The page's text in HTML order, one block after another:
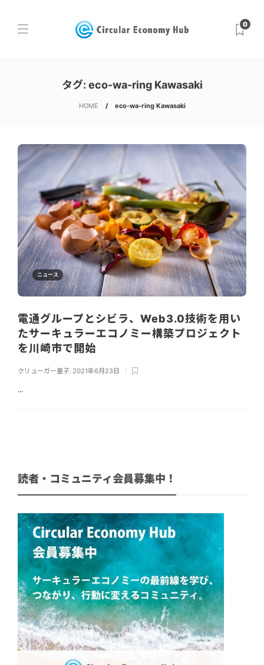
0
タグ: eco-wa-ring Kawasaki
HOME eco-wa-ring Kawasaki
ニュース
電通グループとシビラ、Web3.0技術を用い
たサーキュラーエコノミー構築プロジェクト
を川崎市で開始
クリューガー量子, 2021年6月23日
...
読者・コミュニティ会員募集中！